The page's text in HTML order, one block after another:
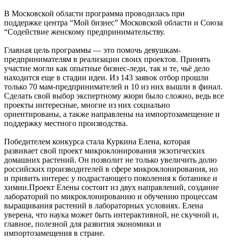
В Московской области программа проводилась при
поддержке центра “Мой бизнес” Московской области и Союза
“Содействие женскому предпринимательству.
Главная цель программы — это помочь девушкам-
предпринимателям в реализации своих проектов. Принять
участие могли как опытные бизнес-леди, так и те, чьё дело
находится еще в стадии идеи. Из 143 заявок отбор прошли
только 70 мам-предпринимателей и 10 из них вышли в финал.
Сделать свой выбор экспертному жюри было сложно, ведь все
проекты интересные, многие из них социально
ориентированы, а также направлены на импортозамещение и
поддержку местного производства.
Победителем конкурса стала Куркина Елена, которая
развивает свой проект микроклонирования экзотических
домашних растений. Он позволит не только увеличить долю
российских производителей в сфере микроклонирования, но
и привить интерес у подрастающего поколения к ботанике и
химии.Проект Елены состоит из двух направлений, создание
лабораторий по микроклонированию и обучению процессам
выращивания растений в лабораторных условиях. Елена
уверена, что наука может быть интерактивной, не скучной и,
главное, полезной для развития экономики и
импортозамещения в стране.